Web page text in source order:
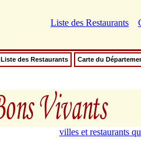
Liste des Restaurants
Liste des Restaurants Carte du
villes et restaurants